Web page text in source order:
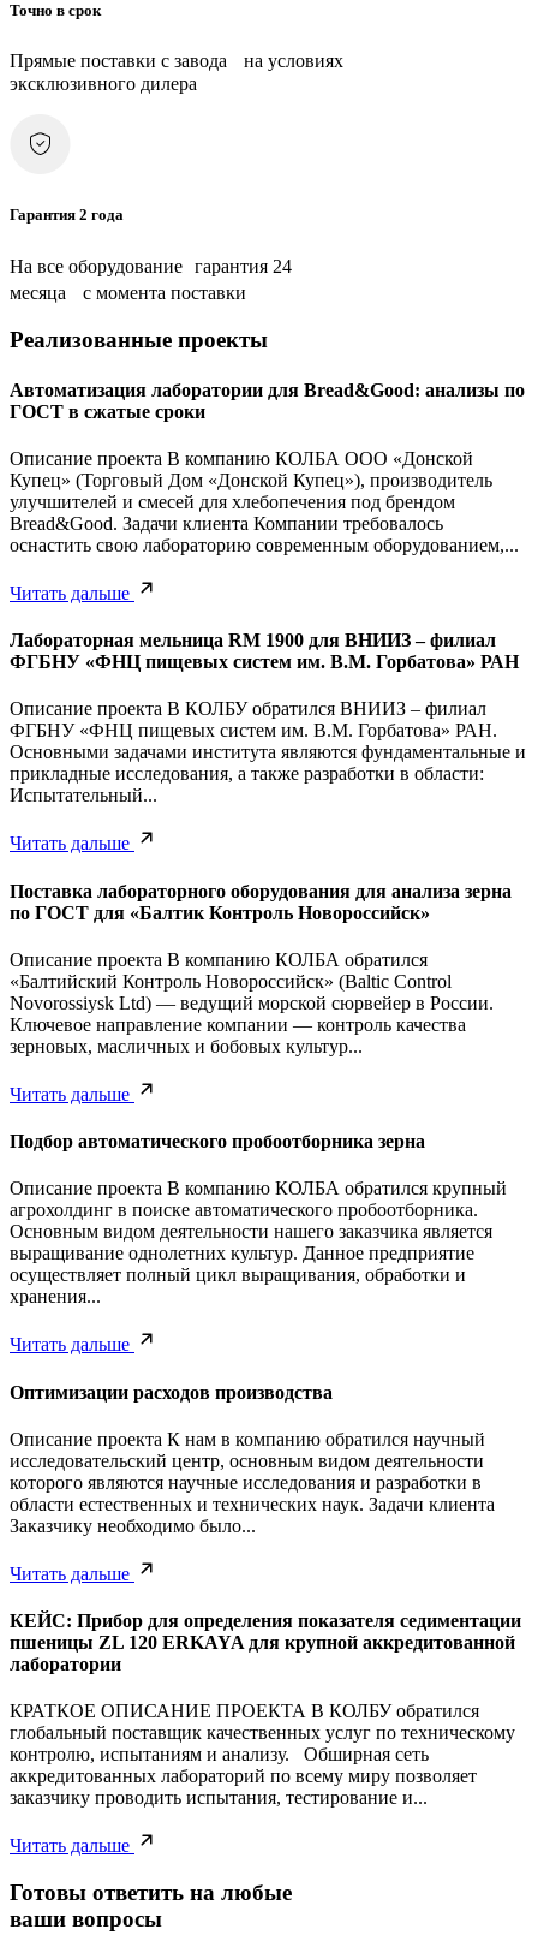
Точно в срок
Прямые поставки с завода на условиях
эксклюзивного дилера
Гарантия 2 года
На все оборудование гарантия 24
месяца с момента поставки
Реализованные проекты
Автоматизация лаборатории для Bread&Good: анализы по
ГОСТ в сжатые сроки
Описание проекта В компанию КОЛБА ООО «Донской
Купец» (Торговый Дом «Донской Купец»), производитель
улучшителей и смесей для хлебопечения под брендом
Bread&Good. Задачи клиента Компании требовалось
оснастить свою лабораторию современным оборудованием,...
Читать дальше
Лабораторная мельница RM 1900 для ВНИИЗ – филиал
ФГБНУ «ФНЦ пищевых систем им. В.М. Горбатова» РАН
Описание проекта В КОЛБУ обратился ВНИИЗ – филиал
ФГБНУ «ФНЦ пищевых систем им. В.М. Горбатова» РАН.
Основными задачами института являются фундаментальные и
прикладные исследования, а также разработки в области:
Испытательный...
Читать дальше
Поставка лабораторного оборудования для анализа зерна
по ГОСТ для «Балтик Контроль Новороссийск»
Описание проекта В компанию КОЛБА обратился
«Балтийский Контроль Новороссийск» (Baltic Control
Novorossiysk Ltd) — ведущий морской сюрвейер в России.
Ключевое направление компании — контроль качества
зерновых, масличных и бобовых культур...
Читать дальше
Подбор автоматического пробоотборника зерна
Описание проекта В компанию КОЛБА обратился крупный
агрохолдинг в поиске автоматического пробоотборника.
Основным видом деятельности нашего заказчика является
выращивание однолетних культур. Данное предприятие
осуществляет полный цикл выращивания, обработки и
хранения...
Читать дальше
Оптимизации расходов производства
Описание проекта К нам в компанию обратился научный
исследовательский центр, основным видом деятельности
которого являются научные исследования и разработки в
области естественных и технических наук. Задачи клиента
Заказчику необходимо было...
Читать дальше
КЕЙС: Прибор для определения показателя седиментации
пшеницы ZL 120 ERKAYA для крупной аккредитованной
лаборатории
КРАТКОЕ ОПИСАНИЕ ПРОЕКТА В КОЛБУ обратился
глобальный поставщик качественных услуг по техническому
контролю, испытаниям и анализу. Обширная сеть
аккредитованных лабораторий по всему миру позволяет
заказчику проводить испытания, тестирование и...
Читать дальше
Готовы ответить на любые
ваши вопросы